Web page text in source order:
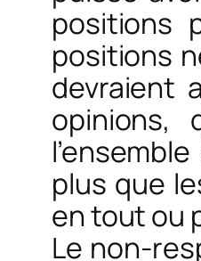
positions
positions
devraient
opinions,
plus que
en tout ou
Le non-